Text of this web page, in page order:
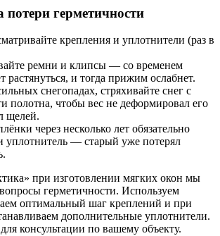
герметичности
крепления и уплотнители (раз в
ремни и клипсы — со временем
растянуться, и тогда прижим ослабнет.
снегопадах, стряхивайте снег с
полотна, чтобы вес не деформировал его
щелей.
через несколько лет обязательно
уплотнитель — старый уже потерял
при изготовлении мягких окон мы
герметичности. Используем
оптимальный шаг креплений и при
дополнительные уплотнители.
для консультации по вашему объекту.